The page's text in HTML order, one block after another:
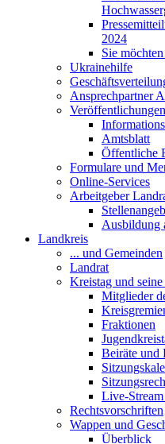
2024
Sie
Ukrainehilfe
Ansprechpartner
Veröffentlichungen
Amtsblatt
Öffentliche
Formulare und
Online-Services
Arbeitgeber
Ausbildung
Landkreis
... und Gemeinden
Landrat
Kreistag und
Mitglieder
Fraktionen
Beiräte und
Live-
Rechtsvorschriften
Wappen und
Überblick